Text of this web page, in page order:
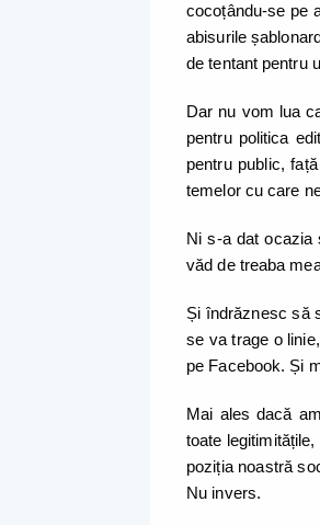
cocoțându-se pe
abisurile
de tentant pentru
Dar nu vom lua
pentru politica
pentru public,
temelor cu care
Ni s-a dat ocazia
văd de treaba
Și îndrăznesc să
se va trage o
pe Facebook. Și
Mai ales dacă
toate
poziția noastră
Nu invers.